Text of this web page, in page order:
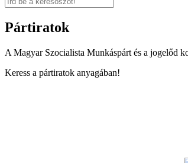
Pártiratok
A Magyar Szocialista Munkáspárt és a jogelőd
Keress a pártiratok anyagában!